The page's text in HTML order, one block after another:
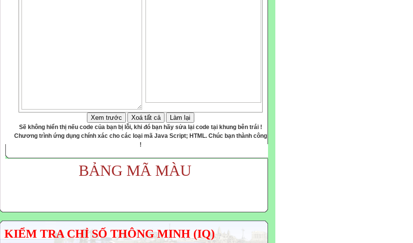
Xem trước Xoá tất cả Làm lại
Sẽ không hiển thị nếu code của bạn bị lỗi, khi đó bạn hãy sửa lại code tại khung bên trái !
Chương trình ứng dụng chính xác cho các loại mã Java Script; HTML. Chúc bạn thành công
!
BẢNG MÃ MÀU
KIỂM TRA CHỈ SỐ THÔNG MINH (IQ)